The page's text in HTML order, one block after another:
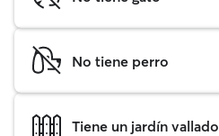
No tiene perro
Tiene un jardín vallado